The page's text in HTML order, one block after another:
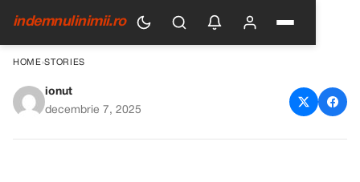
indemnulinimii.ro
HOME›STORIES
Soțul meu mă bătea în fiecare
ionut
decembrie 7, 2025